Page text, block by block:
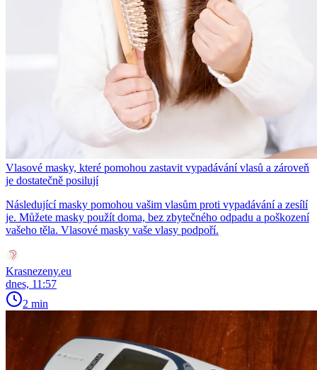
Vlasové masky, které pomohou zastavit vypadávání vlasů a zároveň
je dostatečně posilují
Následující masky pomohou vašim vlasům proti vypadávání a zesílí
je. Můžete masky použít doma, bez zbytečného odpadu a poškození
vašeho těla. Vlasové masky vaše vlasy podpoří.
Krasnezeny.eu
dnes, 11:57
2 min